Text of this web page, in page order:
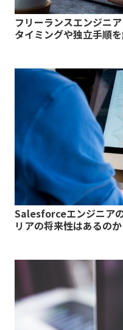
フリーランスエンジニ
タイミングや独立手順
Salesforceエンジニア
リアの将来性はあるのか